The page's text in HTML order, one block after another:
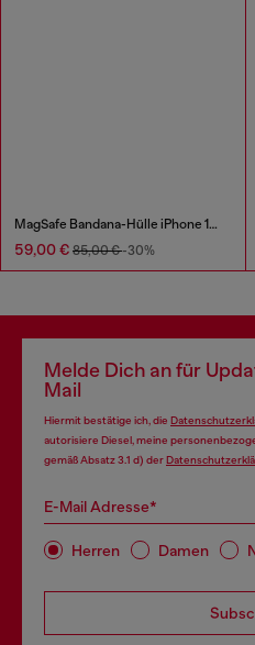
MagSafe Bandana-Hülle iPhone 16 Pro Max
59,00 € 85,00 €-30%
Melde Dich an für
Mail
Hiermit bestätige ich, die
autorisiere Diesel, meine
gemäß Absatz 3.1 d) der
E-Mail Adresse*
Herren Damen